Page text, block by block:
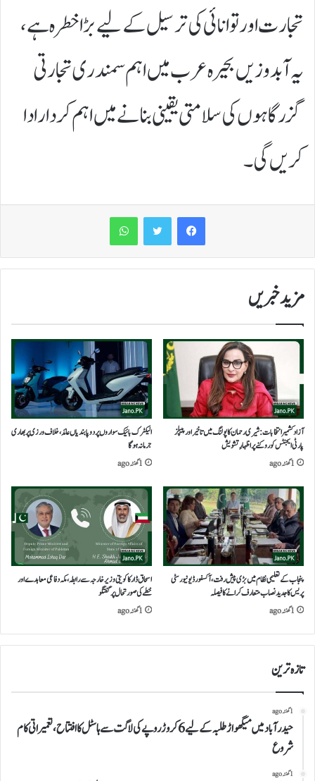
تجارت اور توانائی کی ترسیل کے لیے بڑا خطرہ ہے،
یہ آبدوزیں بحیرہ عرب میں اہم سمندری تجارتی
گزرگاہوں کی سلامتی یقینی بنانے میں اہم کردار ادا
کریں گی۔
WhatsApp
مزید خبریں
آزاد کشمیر انتخابات: شیری رحمان کا پولنگ میں تاخیر اور پیپلز
پارٹی ایجنٹس کو روکنے پر اظہارِ تشویش
1 گھنٹہ ago
الیکٹرک بائیک سواروں پر دو پابندیاں عائد، خلاف ورزی پر بھاری
جرمانہ ہوگا
1 گھنٹہ ago
پنجاب کے تعلیمی نظام میں بڑی پیش رفت، آکسفورڈ یونیورسٹی
پریس کا جدید نصاب متعارف کرانے کا فیصلہ
1 گھنٹہ ago
اسحاق ڈار کا کویتی وزیر خارجہ سے رابطہ، مکہ دفاعی معاہدے اور
خطے کی صورتحال پر گفتگو
1 گھنٹہ ago
تازہ ترین
1 گھنٹہ ago
حیدرآباد میں میگھواڑ طلبہ کے لیے 6 کروڑ روپے کی لاگت سے ہاسٹل کا افتتاح، تعمیراتی کام
شروع
1 گھنٹہ ago